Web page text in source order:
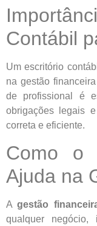
Contábil
Um escritório
na gestão
de profissional é
obrigações legais
correta e eficiente.
Como o
Ajuda na
Agestão
qualquer negócio,